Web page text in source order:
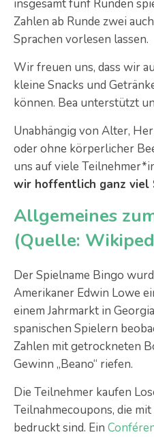
insgesamt fünf Runden
Zahlen ab Runde zwei
Sprachen vorlesen lassen.
Wir freuen uns, dass wir
kleine Snacks und
können. Bea unterstützt
Unabhängig von Alter,
oder ohne körperlicher
uns auf viele
wir hoffentlich ganz viel
Allgemeines
(Quelle:
Der Spielname Bingo
Amerikaner Edwin Lowe
einem Jahrmarkt in
spanischen Spielern
Zahlen mit getrockneten
Gewinn „Beano“ riefen.
Die Teilnehmer kaufen
Teilnahmecoupons, die
bedruckt sind. Ein